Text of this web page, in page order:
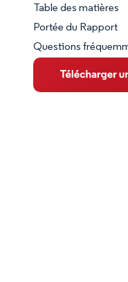
Aperçu du
VUE
Principales
Table des matières
Portée du Rapport
Questions